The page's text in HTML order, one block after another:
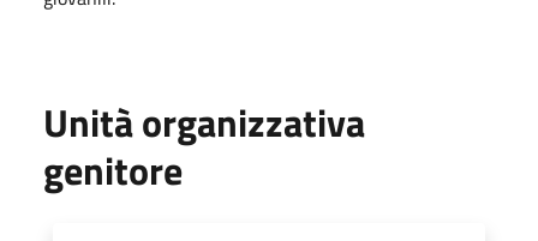
Unità organizzativa
genitore